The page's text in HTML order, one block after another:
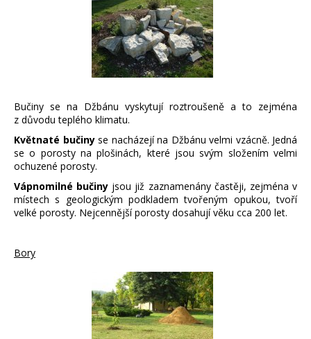
Bučiny se na Džbánu vyskytují roztroušeně a to zejména
z důvodu teplého klimatu.
Květnaté bučinyse nacházejí na Džbánu velmi vzácně. Jedná
se o porosty na plošinách, které jsou svým složením velmi
ochuzené porosty.
Vápnomilné bučiny jsou již zaznamenány častěji, zejména v
místech s geologickým podkladem tvořeným opukou, tvoří
velké porosty. Nejcennější porosty dosahují věku cca 200 let.
Bory